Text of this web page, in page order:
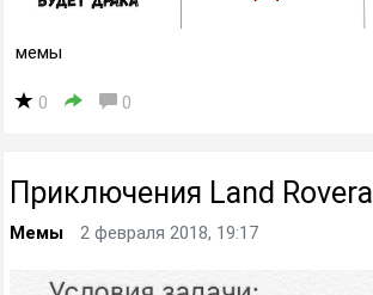
мемы
0 0
Приключения Land Rovera
Мемы 2 февраля 2018, 19:17